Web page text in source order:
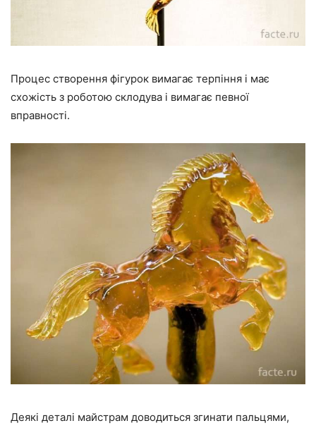
Процес створення фігурок вимагає терпіння і має
схожість з роботою склодува і вимагає певної
вправності.
Деякі деталі майстрам доводиться згинати пальцями,